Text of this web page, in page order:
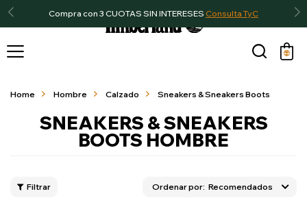
Compra con 3 CUOTAS SIN INTERESES Consulta TyC

Home Hombre Calzado Sneakers & Sneakers Boots
SNEAKERS & SNEAKERS
BOOTS HOMBRE
Recomendados